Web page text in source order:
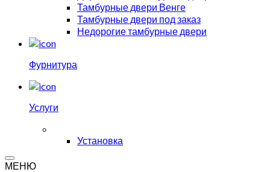
Тамбурные двери Венге
Тамбурные двери под заказ
Недорогие тамбурные двери
Фурнитура
Услуги
Установка
МЕНЮ